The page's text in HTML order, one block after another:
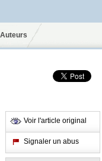
Voir l'article original
Signaler un abus